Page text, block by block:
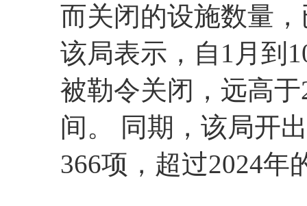
而关闭的设施数量
该局表示，自1月到
被勒令关闭，远高于
间。 同期，该局开
366项，超过2024年